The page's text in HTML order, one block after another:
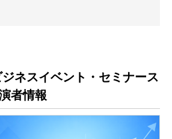
ネスイベント・セミナース
者情報